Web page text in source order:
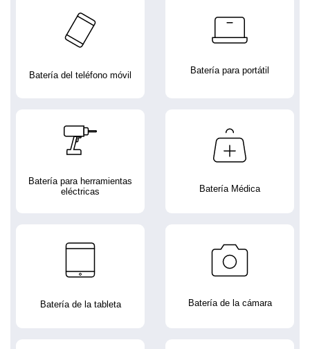
Batería del teléfono móvil Batería para portátil
Batería para herramientas
eléctricas
Batería Médica
Batería de la tableta Batería de la cámara